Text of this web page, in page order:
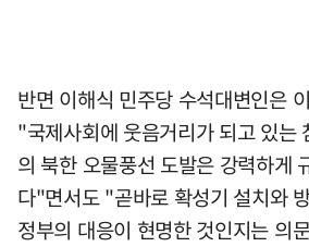
반면 이해식 민주당 수석대변인은
"국제사회에 웃음거리가 되고 있는
의 북한 오물풍선 도발은 강력하게
다"면서도 "곧바로 확성기 설치와
정부의 대응이 현명한 것인지는 의